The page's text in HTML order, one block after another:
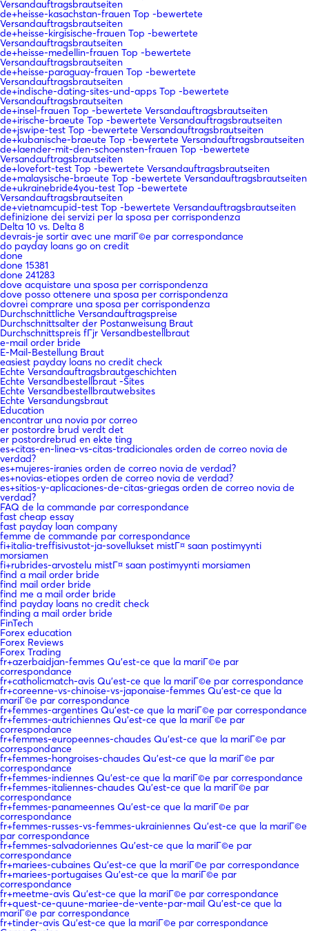
Versandauftragsbrautseiten
de+heisse-kasachstan-frauen Top -bewertete
Versandauftragsbrautseiten
de+heisse-kirgisische-frauen Top -bewertete
Versandauftragsbrautseiten
de+heisse-medellin-frauen Top -bewertete
Versandauftragsbrautseiten
de+heisse-paraguay-frauen Top -bewertete
Versandauftragsbrautseiten
de+indische-dating-sites-und-apps Top -bewertete
Versandauftragsbrautseiten
de+insel-frauen Top -bewertete Versandauftragsbrautseiten
de+irische-braeute Top -bewertete Versandauftragsbrautseiten
de+jswipe-test Top -bewertete Versandauftragsbrautseiten
de+kubanische-braeute Top -bewertete Versandauftragsbrautseiten
de+laender-mit-den-schoensten-frauen Top -bewertete
Versandauftragsbrautseiten
de+lovefort-test Top -bewertete Versandauftragsbrautseiten
de+malaysische-braeute Top -bewertete Versandauftragsbrautseiten
de+ukrainebride4you-test Top -bewertete
Versandauftragsbrautseiten
de+vietnamcupid-test Top -bewertete Versandauftragsbrautseiten
definizione dei servizi per la sposa per corrispondenza
Delta 10 vs. Delta 8
devrais-je sortir avec une mariГ©e par correspondance
do payday loans go on credit
done
done 15381
done 241283
dove acquistare una sposa per corrispondenza
dove posso ottenere una sposa per corrispondenza
dovrei comprare una sposa per corrispondenza
Durchschnittliche Versandauftragspreise
Durchschnittsalter der Postanweisung Braut
Durchschnittspreis fГјr Versandbestellbraut
e-mail order bride
E-Mail-Bestellung Braut
easiest payday loans no credit check
Echte Versandauftragsbrautgeschichten
Echte Versandbestellbraut -Sites
Echte Versandbestellbrautwebsites
Echte Versandungsbraut
Education
encontrar una novia por correo
er postordre brud verdt det
er postordrebrud en ekte ting
es+citas-en-linea-vs-citas-tradicionales orden de correo novia de
verdad?
es+mujeres-iranies orden de correo novia de verdad?
es+novias-etiopes orden de correo novia de verdad?
es+sitios-y-aplicaciones-de-citas-griegas orden de correo novia de
verdad?
FAQ de la commande par correspondance
fast cheap essay
fast payday loan company
femme de commande par correspondance
fi+italia-treffisivustot-ja-sovellukset mistГ¤ saan postimyynti
morsiamen
fi+rubrides-arvostelu mistГ¤ saan postimyynti morsiamen
find a mail order bride
find mail order bride
find me a mail order bride
find payday loans no credit check
finding a mail order bride
FinTech
Forex education
Forex Reviews
Forex Trading
fr+azerbaidjan-femmes Qu'est-ce que la mariГ©e par
correspondance
fr+catholicmatch-avis Qu'est-ce que la mariГ©e par correspondance
fr+coreenne-vs-chinoise-vs-japonaise-femmes Qu'est-ce que la
mariГ©e par correspondance
fr+femmes-argentines Qu'est-ce que la mariГ©e par correspondance
fr+femmes-autrichiennes Qu'est-ce que la mariГ©e par
correspondance
fr+femmes-europeennes-chaudes Qu'est-ce que la mariГ©e par
correspondance
fr+femmes-hongroises-chaudes Qu'est-ce que la mariГ©e par
correspondance
fr+femmes-indiennes Qu'est-ce que la mariГ©e par correspondance
fr+femmes-italiennes-chaudes Qu'est-ce que la mariГ©e par
correspondance
fr+femmes-panameennes Qu'est-ce que la mariГ©e par
correspondance
fr+femmes-russes-vs-femmes-ukrainiennes Qu'est-ce que la mariГ©e
par correspondance
fr+femmes-salvadoriennes Qu'est-ce que la mariГ©e par
correspondance
fr+mariees-cubaines Qu'est-ce que la mariГ©e par correspondance
fr+mariees-portugaises Qu'est-ce que la mariГ©e par
correspondance
fr+meetme-avis Qu'est-ce que la mariГ©e par correspondance
fr+quest-ce-quune-mariee-de-vente-par-mail Qu'est-ce que la
mariГ©e par correspondance
fr+tinder-avis Qu'est-ce que la mariГ©e par correspondance